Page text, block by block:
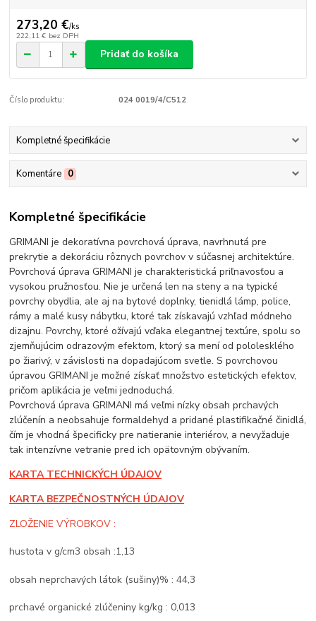
273,20 €/ks
222,11 € bez DPH
Pridať do košíka
Číslo produktu: 024 0019/4/C512
Kompletné špecifikácie
Komentáre 0
Kompletné špecifikácie
GRIMANI je dekoratívna povrchová úprava, navrhnutá pre
prekrytie a dekoráciu rôznych povrchov v súčasnej architektúre.
Povrchová úprava GRIMANI je charakteristická priľnavosťou a
vysokou pružnosťou. Nie je určená len na steny a na typické
povrchy obydlia, ale aj na bytové doplnky, tienidlá lámp, police,
rámy a malé kusy nábytku, ktoré tak získavajú vzhľad módneho
dizajnu. Povrchy, ktoré ožívajú vďaka elegantnej textúre, spolu so
zjemňujúcim odrazovým efektom, ktorý sa mení od pololesklého
po žiarivý, v závislosti na dopadajúcom svetle. S povrchovou
úpravou GRIMANI je možné získať množstvo estetických efektov,
pričom aplikácia je veľmi jednoduchá.
Povrchová úprava GRIMANI má veľmi nízky obsah prchavých
zlúčenín a neobsahuje formaldehyd a pridané plastifikačné činidlá,
čím je vhodná špecificky pre natieranie interiérov, a nevyžaduje
tak intenzívne vetranie pred ich opätovným obývaním.
KARTA TECHNICKÝCH ÚDAJOV
KARTA BEZPEČNOSTNÝCH ÚDAJOV
ZLOŽENIE VÝROBKOV :
hustota v g/cm3 obsah :1,13
obsah neprchavých látok (sušiny)% : 44,3
prchavé organické zlúčeniny kg/kg : 0,013